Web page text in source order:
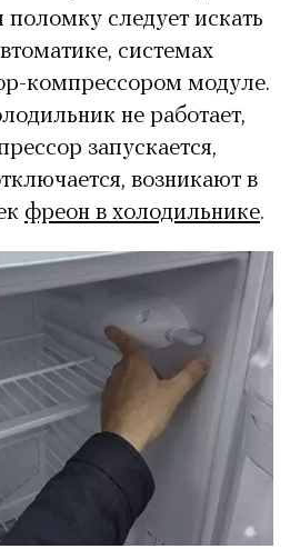
следует искать
системах
компрессором модуле.
не работает,
запускается,
возникают в
фреон в холодильнике.